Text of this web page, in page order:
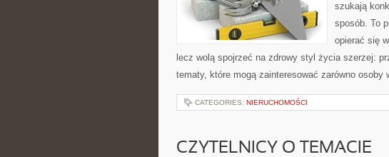
szukają
sposób. To
opierać się
lecz wolą spojrzeć na zdrowy styl życia szerzej:
tematy, które mogą zainteresować zarówno
CATEGORIES: NIERUCHOMOŚCI
CZYTELNICY O TEMACIE